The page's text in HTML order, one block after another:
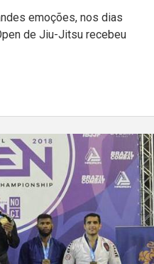
emoções, nos dias
de Jiu-Jitsu recebeu